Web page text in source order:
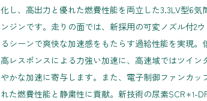
化し、高出力と優れた燃費性能を両立した3.3LV型6気
ンジンです。走りの面では、新採用の可変ノズル付2
るシーンで爽快な加速感をもたらす過給性能を実現。
高レスポンスによる力強い加速に、高速域ではツイン
やかな加速に寄与します。また、電子制御ファンカッ
れた燃費性能と静粛性に貢献。新技術の尿素SCR＊1-